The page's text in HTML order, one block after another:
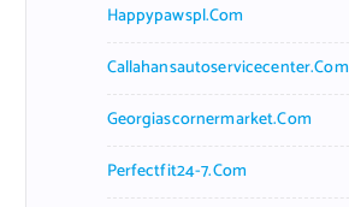
Happypawspl.com
Callahansautoservicecenter.com
Georgiascornermarket.com
Perfectfit24-7.com